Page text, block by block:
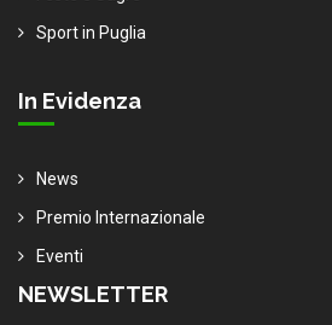
Sport in Puglia
In Evidenza
News
Premio Internazionale
Eventi
NEWSLETTER